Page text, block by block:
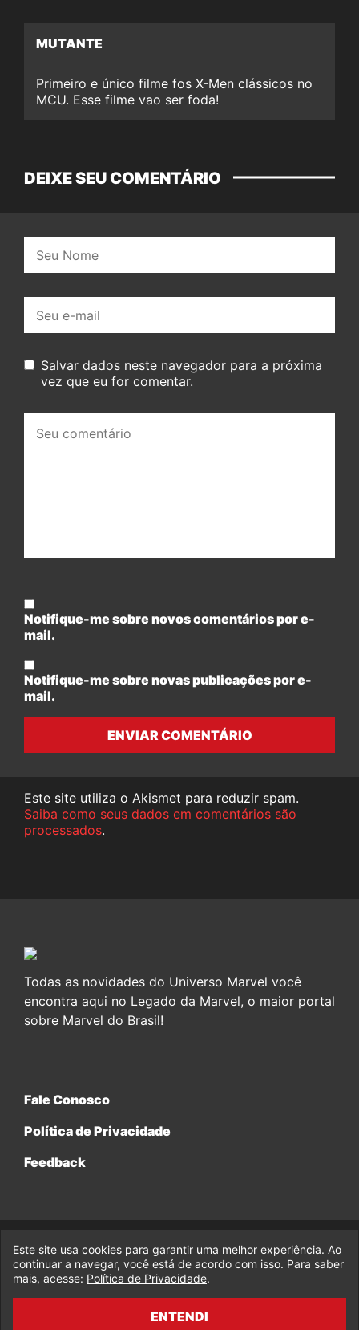
MUTANTE
Primeiro e único filme fos X-Men clássicos no
MCU. Esse filme vao ser foda!
DEIXE SEU COMENTÁRIO
mail:
Salvar dados neste navegador para a próxima
vez que eu for comentar.
comentário:
Notifique-me sobre novos comentários por e-
mail.
Notifique-me sobre novas publicações por e-
mail.
ENVIAR COMENTÁRIO
Este site utiliza o Akismet para reduzir spam.
Saiba como seus dados em comentários são
processados.
Todas as novidades do Universo Marvel você
encontra aqui no Legado da Marvel, o maior portal
sobre Marvel do Brasil!
Fale Conosco
Política de Privacidade
Feedback
© 2017-2026 Legado da Marvel, uma empresa da Legado
Enterprises.
fabiolobo
Este site usa cookies para garantir uma melhor experiência. Ao
continuar a navegar, você está de acordo com isso. Para saber
mais, acesse: Política de Privacidade.
ENTENDI